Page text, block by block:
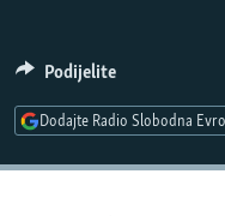
DNEVNO@RSE
SPECIJALI RSE
PRATITE NAS
Podijelite
Dodajte Radio Slobodna